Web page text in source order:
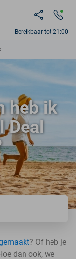
Bereikbaar tot 21:00
heb ik
Deal
? Of heb je
dan ook, we